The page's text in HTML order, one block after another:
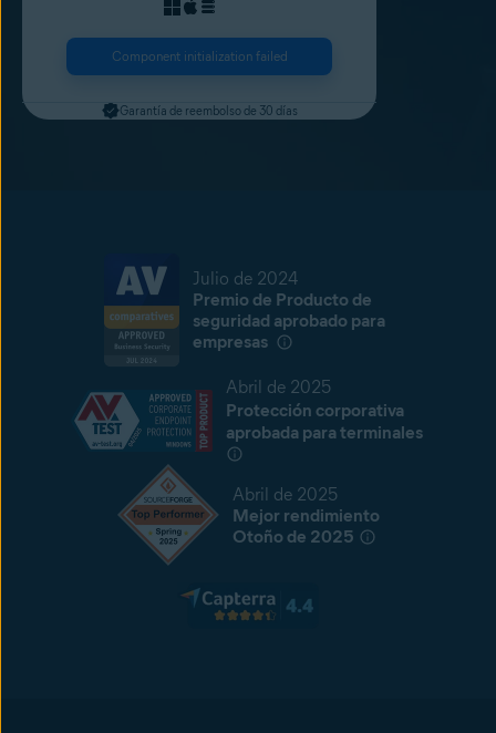
Component initialization failed
Garantía de reembolso de 30 días
Julio de 2024
Premio de Producto de
seguridad aprobado para
empresas
Abril de 2025
Protección corporativa
aprobada para terminales
Abril de 2025
Mejor rendimiento
Otoño de 2025